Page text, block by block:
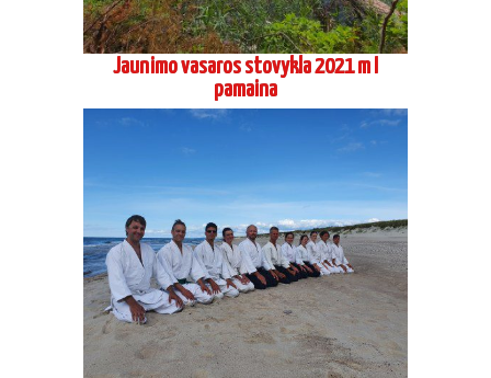
Jaunimo vasaros stovykla 2021 m I
pamaina